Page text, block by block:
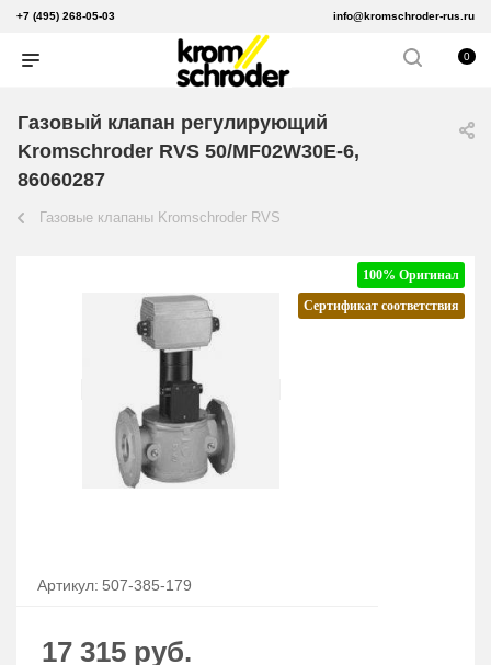
+7 (495) 268-05-03 info@kromschroder-rus.ru
0
Газовый клапан регулирующий
Kromschroder RVS 50/MF02W30E-6,
86060287
Газовые клапаны Kromschroder RVS
100% Оригинал
Сертификат соответствия
Артикул: 507-385-179
17 315 руб.